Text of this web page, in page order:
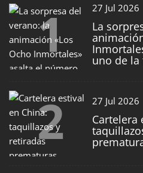
1 27 Jul 2026
La
uno de
2 27 Jul 2026
Cartelera